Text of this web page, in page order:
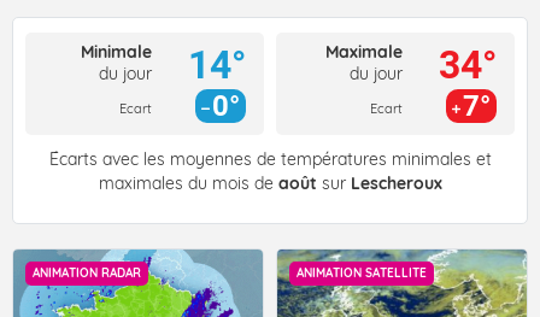
Minimale
du jour
Ecart
14°
0°
Maximale
du jour
Ecart
34°
7°
Écarts avec les moyennes de températures minimales et
maximales du mois de août sur Lescheroux
ANIMATION RADAR ANIMATION SATELLITE